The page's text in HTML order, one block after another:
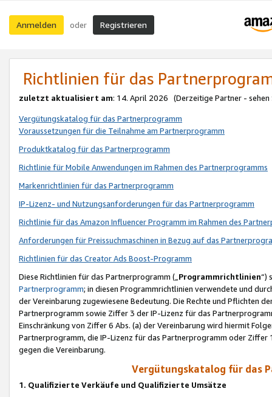
Anmelden oder Registrieren
Richtlinien für das
zuletzt aktualisiert am: 14. April 2026 (Derzeitige Partner - sehen
Vergütungskatalog für das Partnerprogramm
Voraussetzungen für die Teilnahme am Partnerprogramm
Produktkatalog für das Partnerprogramm
Richtlinie für Mobile Anwendungen im Rahmen des Partnerprogramms
Markenrichtlinien für das Partnerprogramm
IP-Lizenz- und Nutzungsanforderungen für das Partnerprogramm
Richtlinie für das Amazon Influencer Programm im Rahmen des
Anforderungen für Preissuchmaschinen in Bezug auf das
Richtlinien für das Creator Ads Boost-Programm
Diese Richtlinien für das Partnerprogramm („Programmrichtlinien“)
Partnerprogramm; in diesen Programmrichtlinien verwendete und
der Vereinbarung zugewiesene Bedeutung. Die Rechte und Pflichten
Partnerprogramm sowie Ziffer 3 der IP-Lizenz für das
Einschränkung von Ziffer 6 Abs. (a) der Vereinbarung wird hiermit
Partnerprogramm, die IP-Lizenz für das Partnerprogramm oder
gegen die Vereinbarung.
Vergütungskatalog für das
1. Qualifizierte Verkäufe und Qualifizierte Umsätze